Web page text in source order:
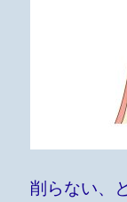
削らない、